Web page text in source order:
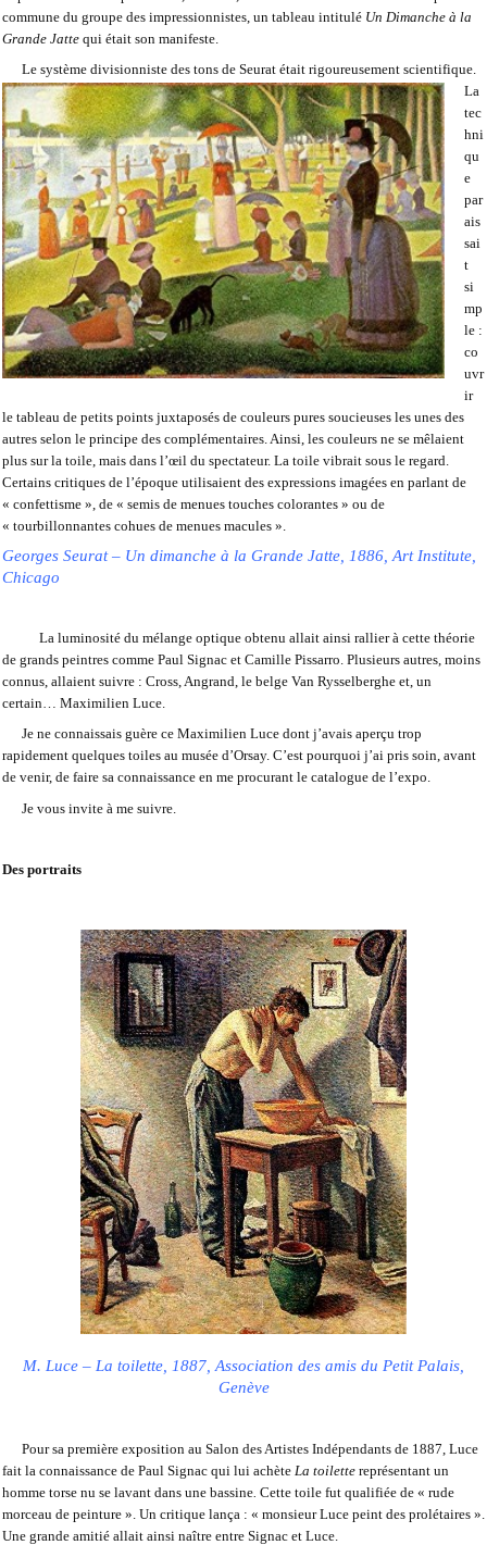
commune du groupe des impressionnistes, un tableau intitulé Un Dimanche à la
Grande Jatte qui était son manifeste.
Le système divisionniste des tons de Seurat était rigoureusement scientifique.
La
tec
hni
qu
e
par
ais
sai
t
si
mp
le :
co
uvr
ir
le tableau de petits points juxtaposés de couleurs pures soucieuses les unes des
autres selon le principe des complémentaires. Ainsi, les couleurs ne se mêlaient
plus sur la toile, mais dans l’œil du spectateur. La toile vibrait sous le regard.
Certains critiques de l’époque utilisaient des expressions imagées en parlant de
« confettisme », de « semis de menues touches colorantes » ou de
« tourbillonnantes cohues de menues macules ».
Georges Seurat – Un dimanche à la Grande Jatte, 1886, Art Institute,
Chicago
La luminosité du mélange optique obtenu allait ainsi rallier à cette théorie
de grands peintres comme Paul Signac et Camille Pissarro. Plusieurs autres, moins
connus, allaient suivre : Cross, Angrand, le belge Van Rysselberghe et, un
certain… Maximilien Luce.
Je ne connaissais guère ce Maximilien Luce dont j’avais aperçu trop
rapidement quelques toiles au musée d’Orsay. C’est pourquoi j’ai pris soin, avant
de venir, de faire sa connaissance en me procurant le catalogue de l’expo.
Je vous invite à me suivre.
Des portraits
M. Luce – La toilette, 1887, Association des amis du Petit Palais,
Genève
Pour sa première exposition au Salon des Artistes Indépendants de 1887, Luce
fait la connaissance de Paul Signac qui lui achète La toilette représentant un
homme torse nu se lavant dans une bassine Cette toile fut qualifiée de « rude
morceau de peinture ». Un critique lança : « monsieur Luce peint des prolétaires ».
Une grande amitié allait ainsi naître entre Signac et Luce.